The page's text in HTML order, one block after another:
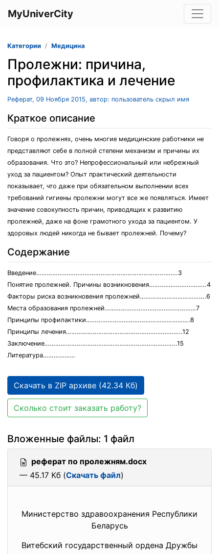
MyUniverCity
Категории Медицина
Пролежни: причина,
профилактика и лечение
Реферат, 09 Ноября 2015, автор: пользователь скрыл имя
Краткое описание
Говоря о пролежнях, очень многие медицинские работники не
представляют себе в полной степени механизм и причины их
образования. Что это? Непрофессиональный или небрежный
уход за пациентом? Опыт практический деятельности
показывает, что даже при обязательном выполнении всех
требований гигиены пролежни могут все же появляться. Имеет
значение совокупность причин, приводящих к развитию
пролежней, даже на фоне грамотного ухода за пациентом. У
здоровых людей никогда не бывает пролежней. Почему?
Содержание
Введение…………………………………………………………………….3
Понятие пролежней. Причины возникновения…………………………..4
Факторы риска возникновения пролежней……………………………….6
Места образования пролежней……………………………………………7
Принципы профилактики………………………………………………….8
Принципы лечения………………………………………………………..12
Заключение………………………………………………………………..15
Литература………………
Скачать в ZIP архиве (42.34 Кб)
Сколько стоит заказать работу?
Вложенные файлы: 1 файл
реферат по пролежням.docx
— 45.17 Кб (Скачать файл)
Министерство здравоохранения Республики
Беларусь
Витебский государственный ордена Дружбы